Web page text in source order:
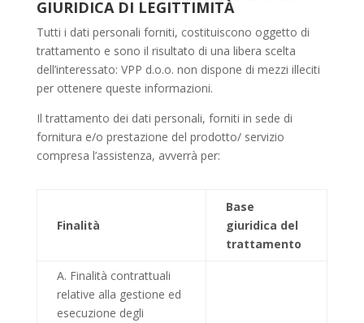
GIURIDICA DI LEGITTIMITÀ
Tutti i dati personali forniti, costituiscono oggetto di
trattamento e sono il risultato di una libera scelta
dell’interessato: VPP d.o.o. non dispone di mezzi illeciti
per ottenere queste informazioni.
Il trattamento dei dati personali, forniti in sede di
fornitura e/o prestazione del prodotto/ servizio
compresa l’assistenza, avverrà per:
Finalità
Base
giuridica del
trattamento
A. Finalità contrattuali
relative alla gestione ed
esecuzione degli